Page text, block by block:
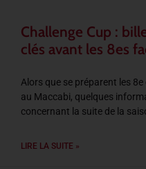
Challenge Cup :
clés avant les 8es
Alors que se préparent les
au Maccabi, quelques
concernant la suite de la
LIRE LA SUITE »